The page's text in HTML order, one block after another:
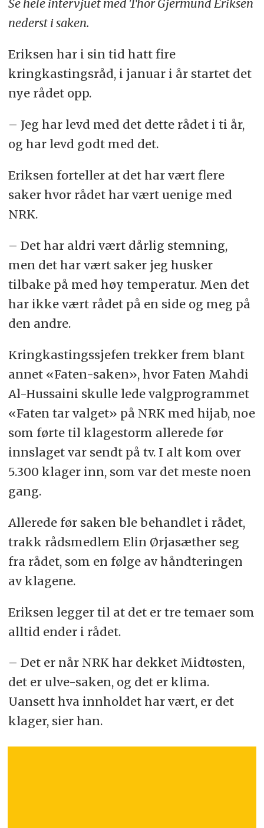
Se hele intervjuet med Thor Gjermund Eriksen
nederst i saken.
Eriksen har i sin tid hatt fire
kringkastingsråd, i januar i år startet det
nye rådet opp.
– Jeg har levd med det dette rådet i ti år,
og har levd godt med det.
Eriksen forteller at det har vært flere
saker hvor rådet har vært uenige med
NRK.
– Det har aldri vært dårlig stemning,
men det har vært saker jeg husker
tilbake på med høy temperatur. Men det
har ikke vært rådet på en side og meg på
den andre.
Kringkastingssjefen trekker frem blant
annet «Faten-saken», hvor Faten Mahdi
Al-Hussaini skulle lede valgprogrammet
«Faten tar valget» på NRK med hijab, noe
som førte til klagestorm allerede før
innslaget var sendt på tv. I alt kom over
5.300 klager inn, som var det meste noen
gang.
Allerede før saken ble behandlet i rådet,
trakk rådsmedlem Elin Ørjasæther seg
fra rådet, som en følge av håndteringen
av klagene.
Eriksen legger til at det er tre temaer som
alltid ender i rådet.
– Det er når NRK har dekket Midtøsten,
det er ulve-saken, og det er klima.
Uansett hva innholdet har vært, er det
klager, sier han.